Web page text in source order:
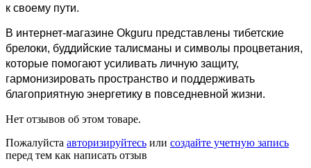
к своему пути.
В интернет-магазине Okguru представлены тибетские
брелоки, буддийские талисманы и символы процветания,
которые помогают усиливать личную защиту,
гармонизировать пространство и поддерживать
благоприятную энергетику в повседневной жизни.
Нет отзывов об этом товаре.
Пожалуйста авторизируйтесь или создайте учетную запись
перед тем как написать отзыв